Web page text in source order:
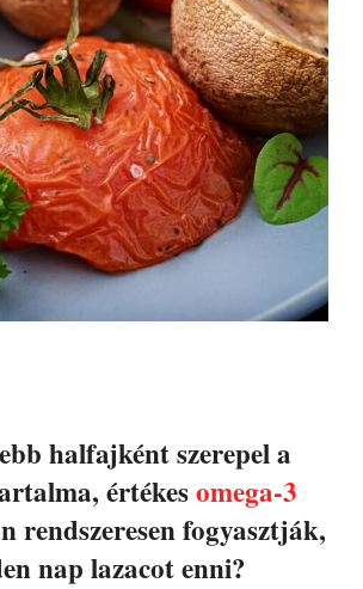
halfajként szerepel a
értékesomega-3
fogyasztják,
nap lazacot enni?